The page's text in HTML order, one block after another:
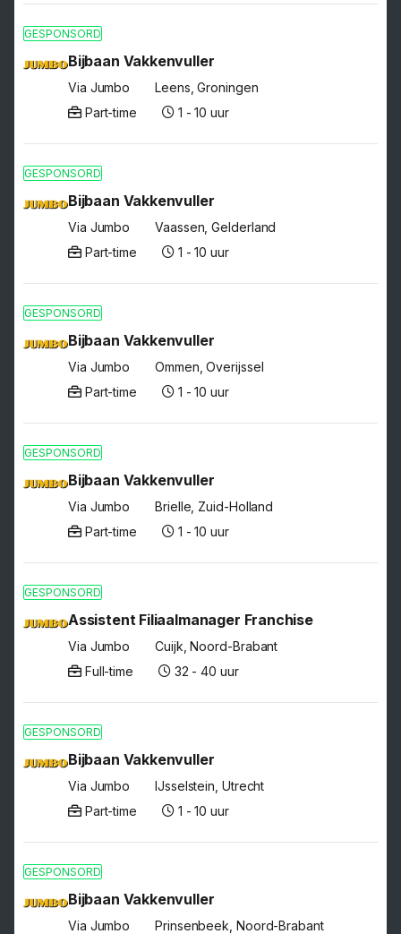
GESPONSORD
Bijbaan Vakkenvuller
Via Jumbo
Leens, Groningen
Part-time
1 - 10 uur
GESPONSORD
Bijbaan Vakkenvuller
Via Jumbo
Vaassen, Gelderland
Part-time
1 - 10 uur
GESPONSORD
Bijbaan Vakkenvuller
Via Jumbo
Ommen, Overijssel
Part-time
1 - 10 uur
GESPONSORD
Bijbaan Vakkenvuller
Via Jumbo
Brielle, Zuid-Holland
Part-time
1 - 10 uur
GESPONSORD
Assistent Filiaalmanager Franchise
Via Jumbo
Cuijk, Noord-Brabant
Full-time
32 - 40 uur
GESPONSORD
Bijbaan Vakkenvuller
Via Jumbo
IJsselstein, Utrecht
Part-time
1 - 10 uur
GESPONSORD
Bijbaan Vakkenvuller
Via Jumbo Prinsenbeek, Noord-Brabant